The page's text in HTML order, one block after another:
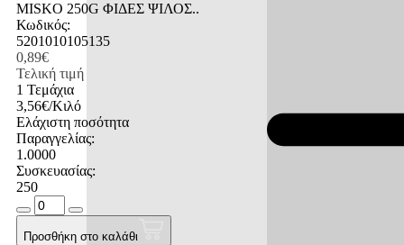
MISKO 250G ΦΙΔΕΣ ΨΙΛΟΣ..
Κωδικός:
5201010105135
0,89€
Τελική τιμή
1 Τεμάχια
3,56€/Κιλό
Ελάχιστη ποσότητα
Παραγγελίας:
1.0000
Συσκευασίας:
250
Προσθήκη στο καλάθι